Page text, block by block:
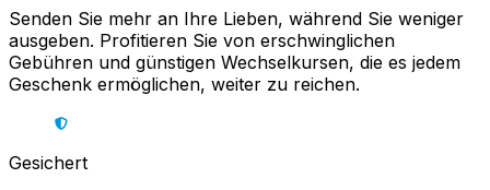
Senden Sie mehr an Ihre Lieben, während Sie weniger
ausgeben. Profitieren Sie von erschwinglichen
Gebühren und günstigen Wechselkursen, die es jedem
Geschenk ermöglichen, weiter zu reichen.
Gesichert